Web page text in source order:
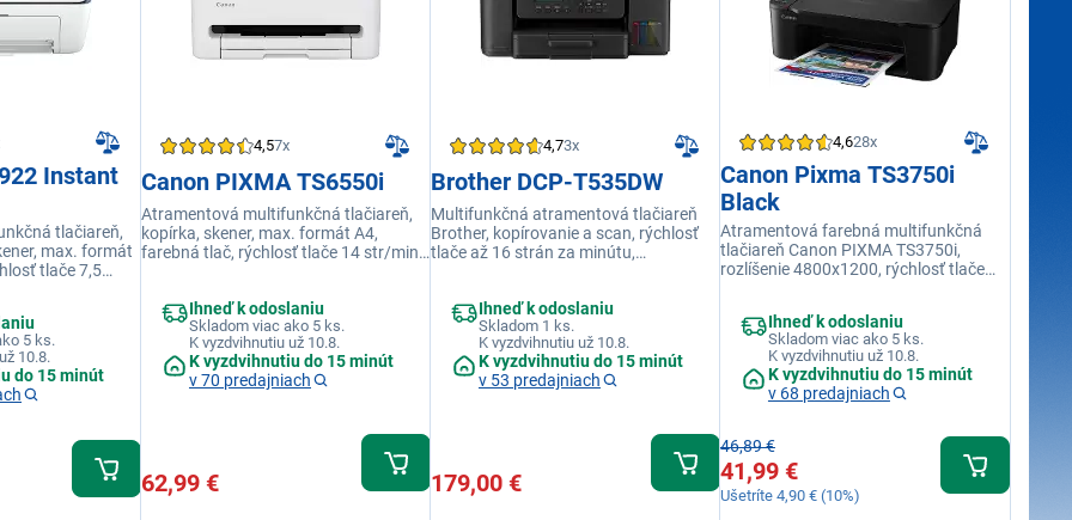
Instant
tlačiareň,
max. formát
tlače 7,5
5 ks.
10.8.
do 15 minút
4,57x
Canon PIXMA TS6550i
Atramentová multifunkčná tlačiareň,
kopírka, skener, max. formát A4,
farebná tlač, rýchlosť tlače 14 str/min,
Fi, displej, farba biela
Ihneď k odoslaniu
Skladom viac ako 5 ks.
K vyzdvihnutiu už 10.8.
K vyzdvihnutiu do 15 minút
v 70 predajniach
62,99 €
4,73x
Brother DCP-T535DW
Multifunkčná atramentová tlačiareň
Brother, kopírovanie a scan, rýchlosť
tlače až 16 strán za minútu,
pripojenie USB, LAN, Wi-Fi
Ihneď k odoslaniu
Skladom 1 ks.
K vyzdvihnutiu už 10.8.
K vyzdvihnutiu do 15 minút
v 53 predajniach
179,00 €
4,628x
Canon Pixma TS3750i
Black
Atramentová farebná multifunkčná
tlačiareň Canon PIXMA TS3750i,
rozlíšenie 4800x1200, rýchlosť tlače
Ihneď k odoslaniu
Skladom viac ako 5 ks.
K vyzdvihnutiu už 10.8.
K vyzdvihnutiu do 15 minút
v 68 predajniach
46,89 €
41,99 €
Ušetríte 4,90 € (10%)